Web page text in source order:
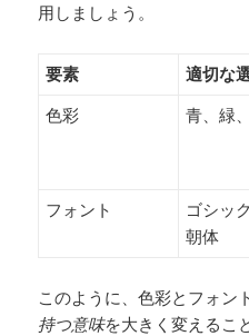
用しましょう。
要素 適切な
色彩
青、緑
フォント
ゴシッ
朝体
このように、色彩とフォン
持つ意味を大きく変えるこ